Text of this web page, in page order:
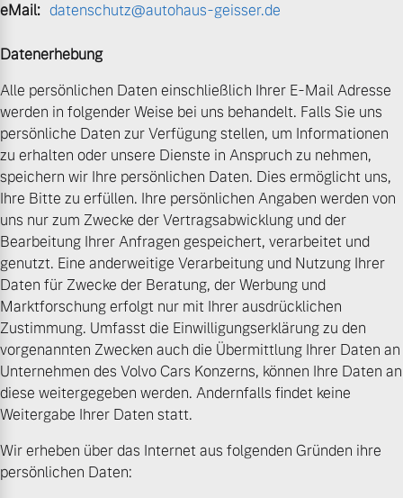
Fahrzeug konfigurieren
Sofort verfügbare Fahrzeuge
Volvo Selekt
Gebrauchtwagen
Die Neuwagenalternative
Mehr erfahren
Editionsmodelle
Sie erhalten bei uns eine
Vielzahl von Original
Volvo Winter- und
Sommer Kompletträder.
Bitte sprechen Sie uns
direkt an.
Mehr erfahren
Frühjahrscheck
Entdecken Sie unsere
saisonalen Angebote.
Mehr erfahren
eMail: datenschutz@autohaus-geisser.de
Datenerhebung
Alle persönlichen Daten einschließlich Ihrer E-Mail Adresse
werden in folgender Weise bei uns behandelt. Falls Sie uns
persönliche Daten zur Verfügung stellen, um Informationen
zu erhalten oder unsere Dienste in Anspruch zu nehmen,
speichern wir Ihre persönlichen Daten. Dies ermöglicht uns,
Ihre Bitte zu erfüllen. Ihre persönlichen Angaben werden von
uns nur zum Zwecke der Vertragsabwicklung und der
Bearbeitung Ihrer Anfragen gespeichert, verarbeitet und
genutzt. Eine anderweitige Verarbeitung und Nutzung Ihrer
Daten für Zwecke der Beratung, der Werbung und
Marktforschung erfolgt nur mit Ihrer ausdrücklichen
Zustimmung. Umfasst die Einwilligungserklärung zu den
vorgenannten Zwecken auch die Übermittlung Ihrer Daten an
Unternehmen des Volvo Cars Konzerns, können Ihre Daten an
diese weitergegeben werden. Andernfalls findet keine
Weitergabe Ihrer Daten statt.
Wir erheben über das Internet aus folgenden Gründen ihre
persönlichen Daten: